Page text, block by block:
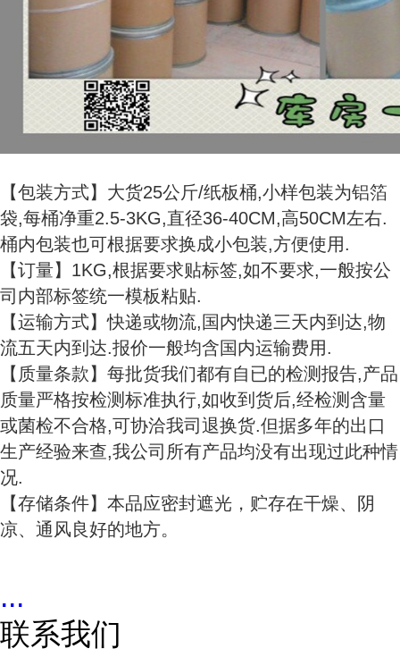
【包装方式】大货25公斤/纸板桶,小样包装为铝箔
袋,每桶净重2.5-3KG,直径36-40CM,高50CM左右.
桶内包装也可根据要求换成小包装,方便使用.
【订量】1KG,根据要求贴标签,如不要求,一般按公
司内部标签统一模板粘贴.
【运输方式】快递或物流,国内快递三天内到达,物
流五天内到达.报价一般均含国内运输费用.
【质量条款】每批货我们都有自已的检测报告,产品
质量严格按检测标准执行,如收到货后,经检测含量
或菌检不合格,可协洽我司退换货.但据多年的出口
生产经验来查,我公司所有产品均没有出现过此种情
况.
【存储条件】本品应密封遮光，贮存在干燥、阴
凉、通风良好的地方。
...
联系我们